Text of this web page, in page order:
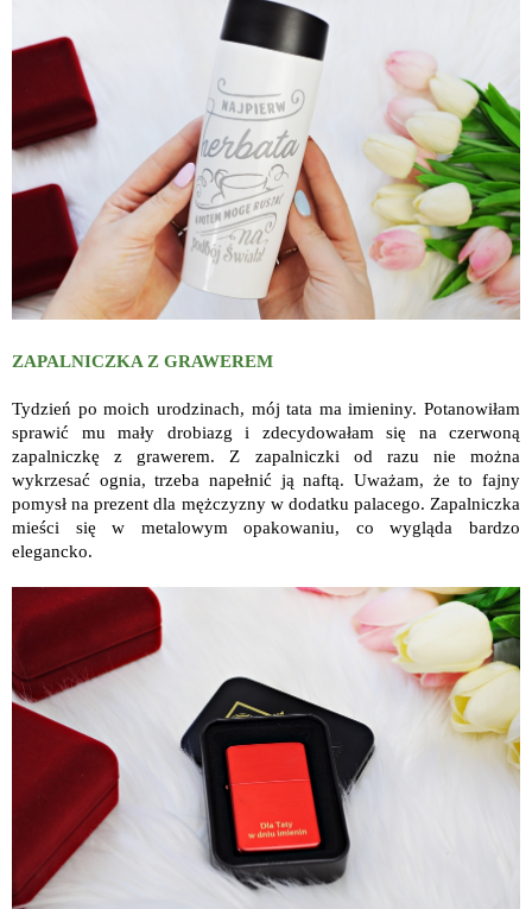
ZAPALNICZKA Z GRAWEREM
Tydzień po moich urodzinach, mój tata ma imieniny. Potanowiłam
sprawić mu mały drobiazg i zdecydowałam się na czerwoną
zapalniczkę z grawerem. Z zapalniczki od razu nie można
wykrzesać ognia, trzeba napełnić ją naftą. Uważam, że to fajny
pomysł na prezent dla mężczyzny w dodatku palacego. Zapalniczka
mieści się w metalowym opakowaniu, co wygląda bardzo
elegancko.